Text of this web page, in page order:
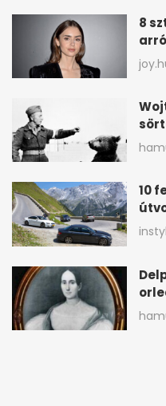
8
10